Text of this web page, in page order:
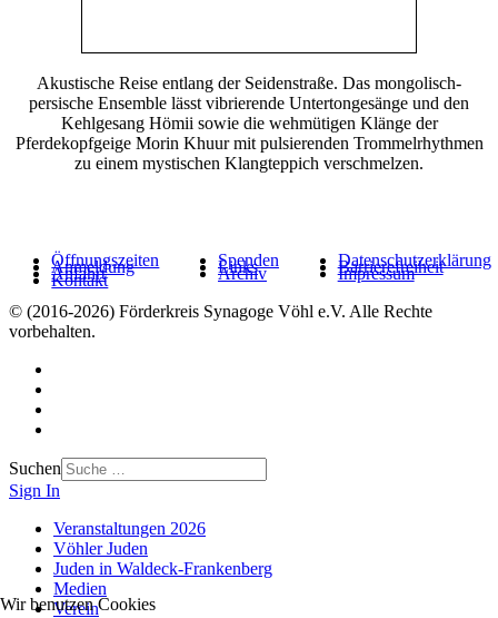
Akustische Reise entlang der Seidenstraße. Das mongolisch-
persische Ensemble lässt vibrierende Untertongesänge und den
Kehlgesang Hömii sowie die wehmütigen Klänge der
Pferdekopfgeige Morin Khuur mit pulsierenden Trommelrhythmen
zu einem mystischen Klangteppich verschmelzen.
Öffnungszeiten
Anmeldung
Anfahrt
Kontakt
Spenden
Links
Archiv
Datenschutzerklärung
Barrierefreiheit
Impressum
© (2016-2026) Förderkreis Synagoge Vöhl e.V. Alle Rechte
vorbehalten.
Suchen
Sign In
Veranstaltungen 2026
Vöhler Juden
Juden in Waldeck-Frankenberg
Medien
Verein
Wir benutzen Cookies